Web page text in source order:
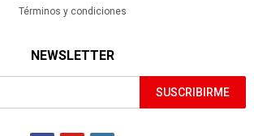
Términos y condiciones
NEWSLETTER
SUSCRIBIRME